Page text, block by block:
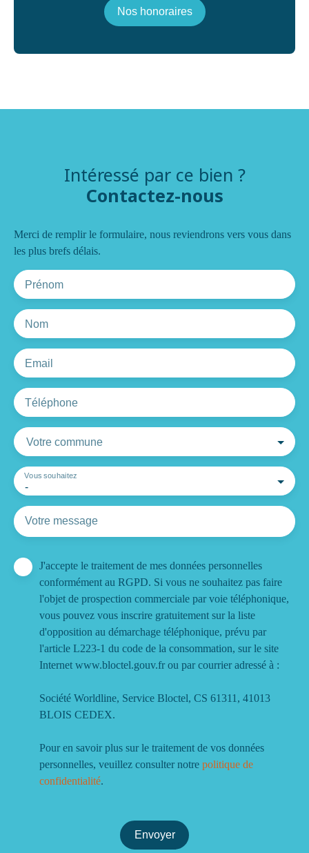
Nos honoraires
Intéressé par ce bien ?
Contactez-nous
Merci de remplir le formulaire, nous reviendrons vers vous dans
les plus brefs délais.
Prénom
Nom
Email
Téléphone
Votre commune
-
Vous souhaitez
Votre message
J'accepte le traitement de mes données personnelles
conformément au RGPD. Si vous ne souhaitez pas faire
l'objet de prospection commerciale par voie téléphonique,
vous pouvez vous inscrire gratuitement sur la liste
d'opposition au démarchage téléphonique, prévu par
l'article L223-1 du code de la consommation, sur le site
Internet www.bloctel.gouv.fr ou par courrier adressé à :
Société Worldline, Service Bloctel, CS 61311, 41013
BLOIS CEDEX.
Pour en savoir plus sur le traitement de vos données
personnelles, veuillez consulter notre politique de
confidentialité.
Envoyer